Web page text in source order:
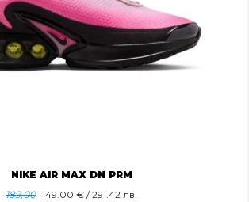
NIKE AIR MAX DN PRM
189.00 149.00 € / 291.42 лв.